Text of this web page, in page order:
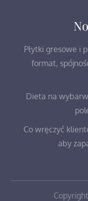
Płytki gresowe i
format,
Dieta na
Co wręczyć
aby